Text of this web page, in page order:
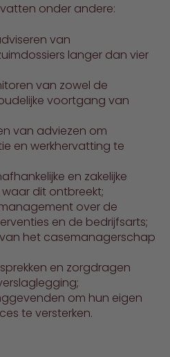
onder andere:
van
langer dan vier
van zowel de
voortgang van
van adviezen om
en werkhervatting te
en zakelijke
dit ontbreekt;
over de
en de bedrijfsarts;
het casemanagerschap
en zorgdragen
om hun eigen
te versterken.